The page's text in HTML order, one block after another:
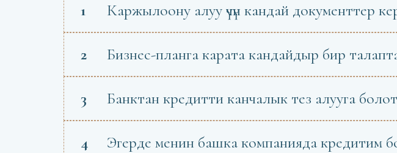
1 Каржылоону алуу үчүн кандай документтер
2 Бизнес-планга карата кандайдыр бир
3 Банктан кредитти канчалык тез алууга
4 Эгерде менин башка компанияда кредитим